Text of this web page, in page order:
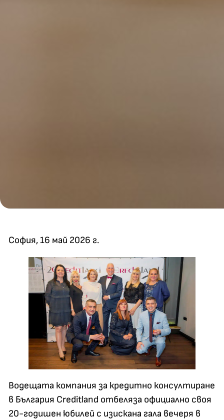
София, 16 май 2026 г.
Водещата компания за кредитно консултиране
в България Creditland отбеляза официално своя
20-годишен юбилей с изискана гала вечеря в